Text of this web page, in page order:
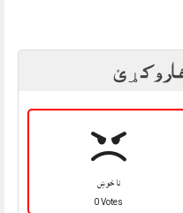
وکړئ
نا خوښ
0 Votes